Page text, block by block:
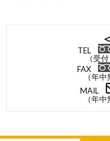
TEL
（受
FAX
（年
MAIL
（年